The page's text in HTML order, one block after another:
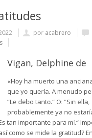
por acabrero
Vigan, Delphine de
«Hoy ha muerto una
que yo quería. A menudo
”Le debo tanto.“ O: ”Sin ella,
probablemente ya no
tan importante para mí.“
como se mide la gratitud? En